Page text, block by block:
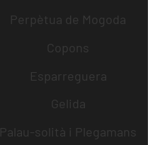
Perpètua de Mogoda
Copons
Esparreguera
Gelida
Palau-solità i Plegamans